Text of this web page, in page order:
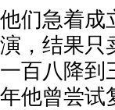
他们急着成
演，结果只
一百八降到
年他曾尝试